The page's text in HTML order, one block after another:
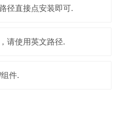
径直接点安装即可.
请使用英文路径.
件.